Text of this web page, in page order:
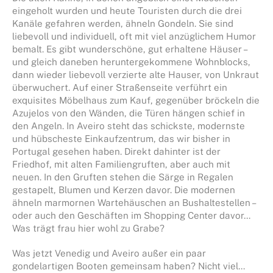
eingeholt wurden und heute Touristen durch die drei
Kanäle gefahren werden, ähneln Gondeln. Sie sind
liebevoll und individuell, oft mit viel anzüglichem Humor
bemalt. Es gibt wunderschöne, gut erhaltene Häuser –
und gleich daneben heruntergekommene Wohnblocks,
dann wieder liebevoll verzierte alte Hauser, von Unkraut
überwuchert. Auf einer Straßenseite verführt ein
exquisites Möbelhaus zum Kauf, gegenüber bröckeln die
Azujelos von den Wänden, die Türen hängen schief in
den Angeln. In Aveiro steht das schickste, modernste
und hübscheste Einkaufzentrum, das wir bisher in
Portugal gesehen haben. Direkt dahinter ist der
Friedhof, mit alten Familiengruften, aber auch mit
neuen. In den Gruften stehen die Särge in Regalen
gestapelt, Blumen und Kerzen davor. Die modernen
ähneln marmornen Wartehäuschen an Bushaltestellen –
oder auch den Geschäften im Shopping Center davor…
Was trägt frau hier wohl zu Grabe?
Was jetzt Venedig und Aveiro außer ein paar
gondelartigen Booten gemeinsam haben? Nicht viel…